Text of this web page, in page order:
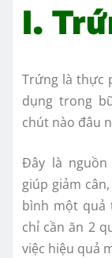
I.
Trứng là thực
dụng trong
chút nào đâu
Đây là
giúp giảm
bình một quả
chỉ cần ăn 2
việc hiệu quả